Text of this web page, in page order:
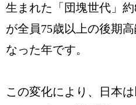
生まれた「団塊世代」約
が全員75歳以上の後期高
なった年です。
この変化により、日本